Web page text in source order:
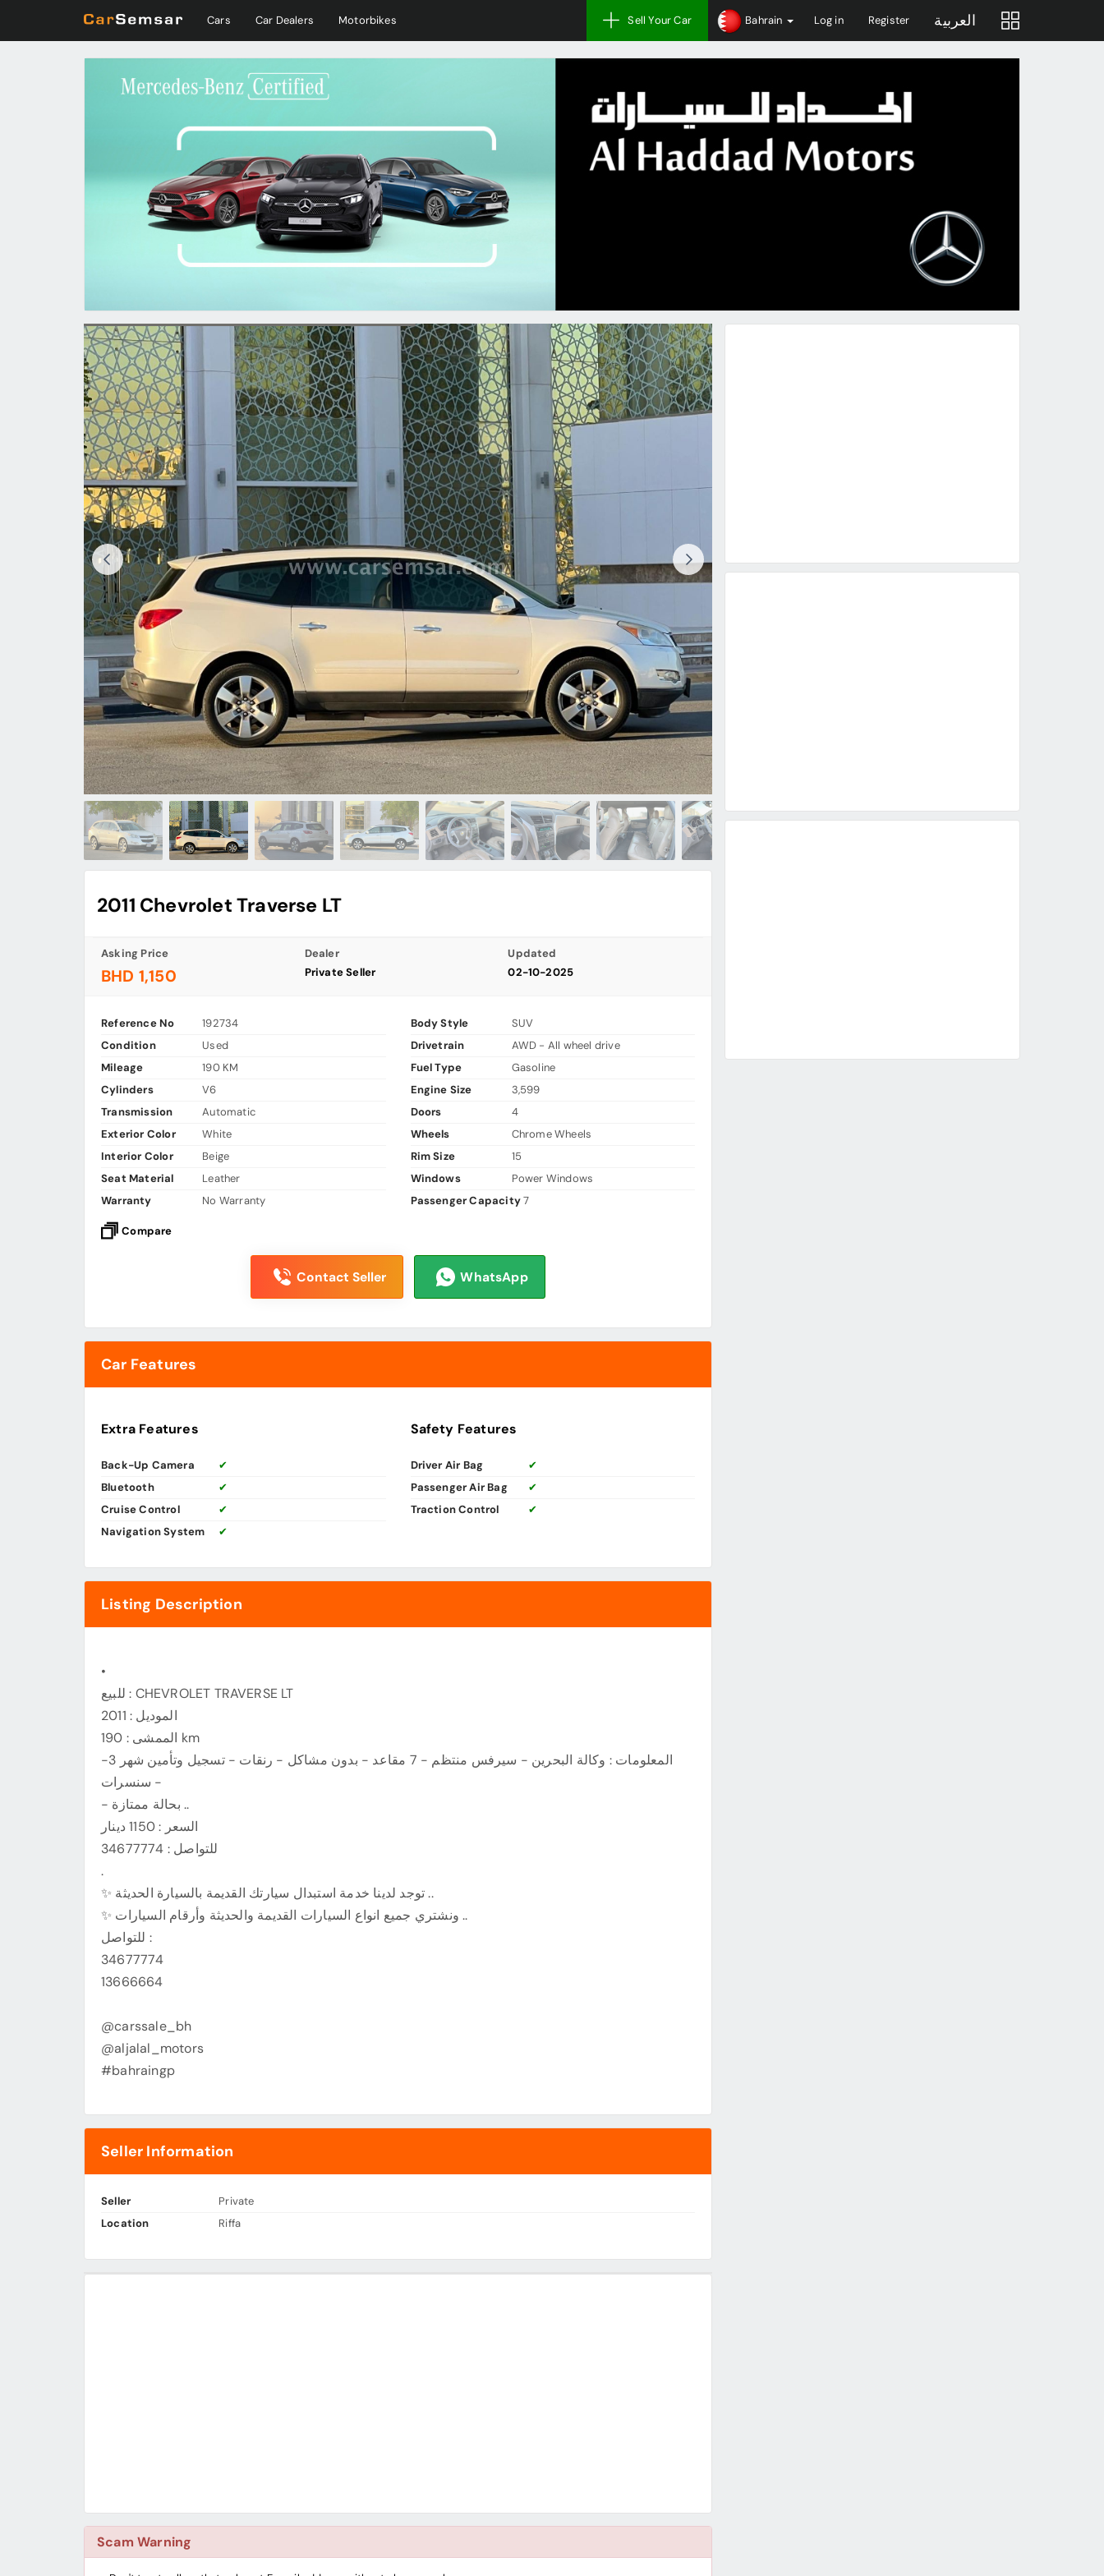
Cars Car Dealers Motorbikes Sell Your Car Bahrain Log in Register العربية
2011 Chevrolet Traverse LT
Asking Price
BHD 1,150
Dealer
Private Seller
Updated
02-10-2025
Reference No
192734
Condition
Used
Mileage
190 KM
Cylinders
V6
Transmission
Automatic
Exterior Color
White
Interior Color
Beige
Seat Material
Leather
Warranty
No Warranty
Body Style
SUV
Drivetrain
AWD - All wheel drive
Fuel Type
Gasoline
Engine Size
3,599
Doors
4
Wheels
Chrome Wheels
Rim Size
15
Windows
Power Windows
Passenger Capacity7
Compare
Contact Seller WhatsApp
Car Features
Extra Features
Back-Up Camera
✔
Bluetooth
✔
Cruise Control
✔
Navigation System
✔
Safety Features
Driver Air Bag
✔
Passenger Air Bag
✔
Traction Control
✔
Listing Description
•
للبيع : CHEVROLET TRAVERSE LT
الموديل : 2011
الممشى : 190 km
المعلومات : وكالة البحرين - سيرفس منتظم - 7 مقاعد - بدون مشاكل - رنقات - تسجيل وتأمين شهر 3-
سنسرات -
- بحالة ممتازة ..
السعر : 1150 دينار
للتواصل : 34677774
.
✨ توجد لدينا خدمة استبدال سيارتك القديمة بالسيارة الحديثة ..
✨ ونشتري جميع انواع السيارات القديمة والحديثة وأرقام السيارات ..
للتواصل :
34677774
13666664
@carssale_bh
@aljalal_motors
#bahraingp
Seller Information
Seller
Private
Location
Riffa
Scam Warning